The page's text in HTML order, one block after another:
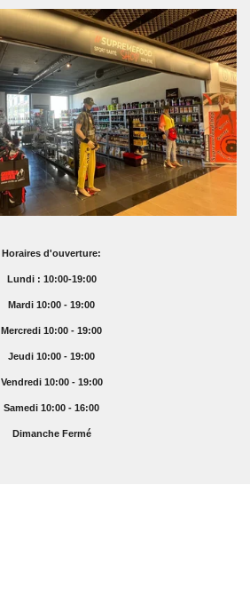
Horaires d'ouverture:
Lundi : 10:00-19:00
Mardi 10:00 - 19:00
Mercredi 10:00 - 19:00
Jeudi 10:00 - 19:00
Vendredi 10:00 - 19:00
Samedi 10:00 - 16:00
Dimanche Fermé